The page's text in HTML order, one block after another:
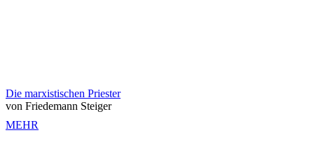
Die marxistischen Priester
von Friedemann Steiger
MEHR